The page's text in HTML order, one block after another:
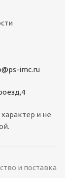
imc.ru
и не
и поставка